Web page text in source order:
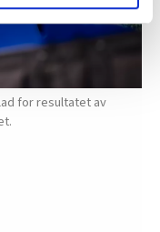
slik at vi tilby
og utarbeide
du bruker
er angitt i
for resultatet av